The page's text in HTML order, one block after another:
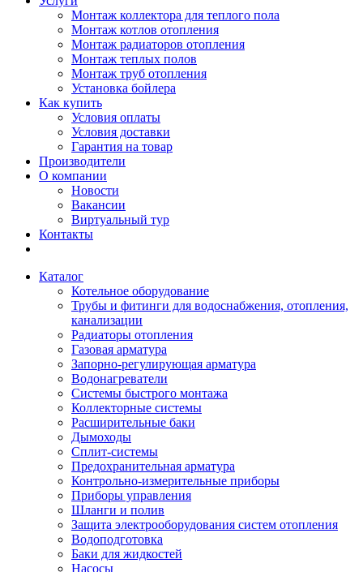
Монтаж коллектора для теплого пола
Монтаж котлов отопления
Монтаж радиаторов отопления
Монтаж теплых полов
Монтаж труб отопления
Установка бойлера
Как купить
Условия оплаты
Условия доставки
Гарантия на товар
Производители
О компании
Новости
Вакансии
Виртуальный тур
Контакты
Каталог
Котельное оборудование
Трубы и фитинги для водоснабжения, отопления,
канализации
Радиаторы отопления
Газовая арматура
Запорно-регулирующая арматура
Водонагреватели
Системы быстрого монтажа
Коллекторные системы
Расширительные баки
Дымоходы
Сплит-системы
Предохранительная арматура
Контрольно-измерительные приборы
Приборы управления
Шланги и полив
Защита электрооборудования систем отопления
Водоподготовка
Баки для жидкостей
Насосы